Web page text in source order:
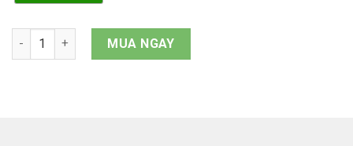
Camera sau Samsung Galaxy A36 (SM A366E) quantity
MUA NGAY